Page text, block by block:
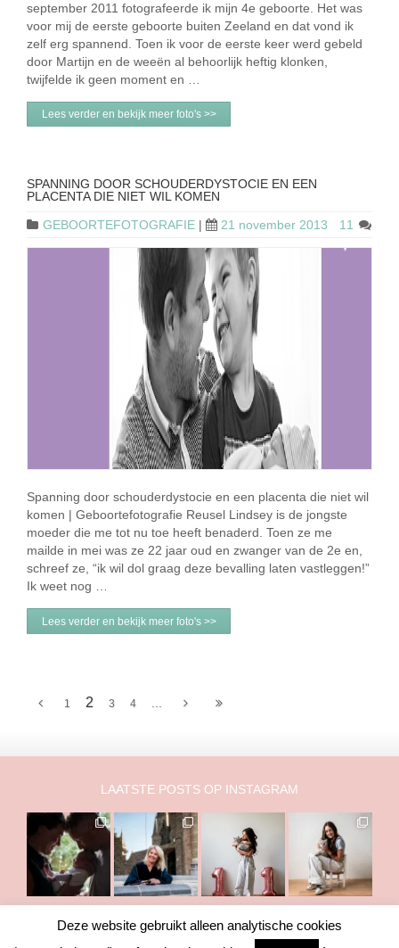
september 2011 fotografeerde ik mijn 4e geboorte. Het was
voor mij de eerste geboorte buiten Zeeland en dat vond ik
zelf erg spannend. Toen ik voor de eerste keer werd gebeld
door Martijn en de weeën al behoorlijk heftig klonken,
twijfelde ik geen moment en …
Lees verder en bekijk meer foto's >>
SPANNING DOOR SCHOUDERDYSTOCIE EN EEN
PLACENTA DIE NIET WIL KOMEN
GEBOORTEFOTOGRAFIE | 21 november 2013 11
Spanning door schouderdystocie en een placenta die niet wil
komen | Geboortefotografie Reusel Lindsey is de jongste
moeder die me tot nu toe heeft benaderd. Toen ze me
mailde in mei was ze 22 jaar oud en zwanger van de 2e en,
schreef ze, “ik wil dol graag deze bevalling laten vastleggen!”
Ik weet nog …
Lees verder en bekijk meer foto's >>
1 2 3 4
LAATSTE POSTS OP INSTAGRAM
Deze website gebruikt alleen analytische cookies